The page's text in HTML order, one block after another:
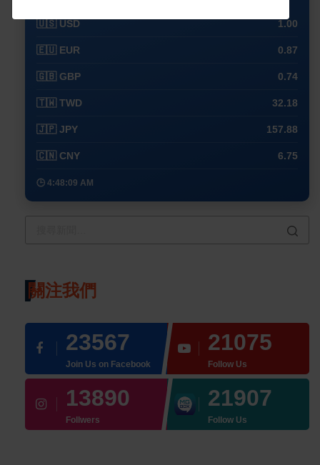
🇺🇸 USD 1.00
🇪🇺 EUR 0.87
🇬🇧 GBP 0.74
🇹🇼 TWD 32.18
🇯🇵 JPY 157.88
🇨🇳 CNY 6.75
🕒 4:48:09 AM
關注我們
23567
Join Us on Facebook
21075
Follow Us
13890
Follwers
21907
Follow Us